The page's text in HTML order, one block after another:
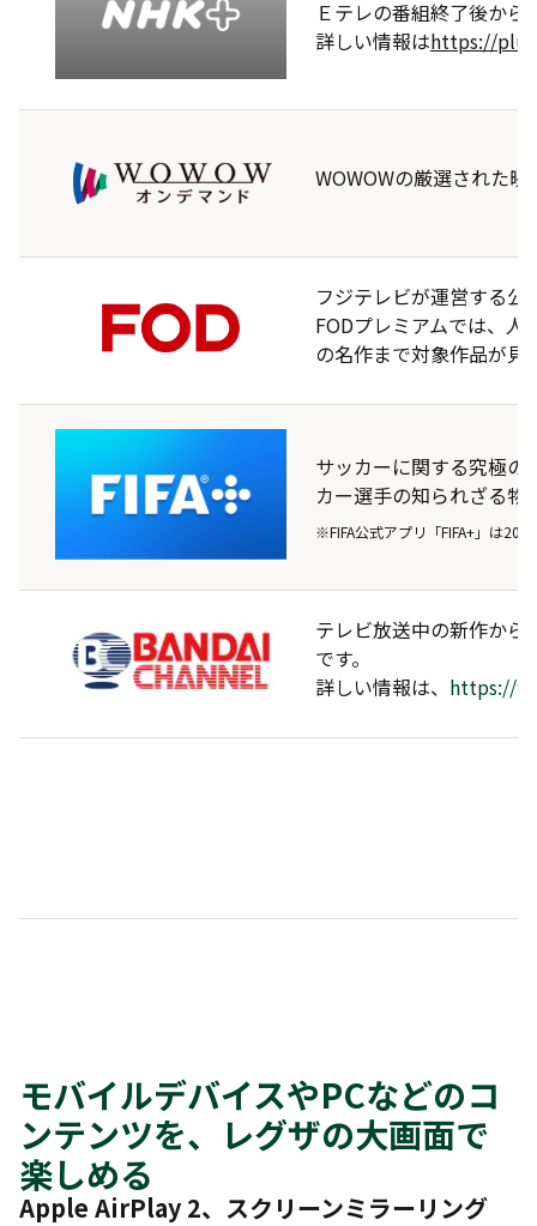
Ｅテレの番組終了後か
詳しい情報はhttps://
WOWOWの厳選された
フジテレビが運営する公
FODプレミアムでは、
の名作まで対象作品が見
サッカーに関する究極の
カー選手の知られざる物
※FIFA公式アプリ「FIFA+」は
テレビ放送中の新作から
です。
詳しい情報は、 https://
モバイルデバイスやPCなどのコ
ンテンツを、レグザの大画面で
楽しめる
Apple AirPlay 2、スクリーンミラーリング